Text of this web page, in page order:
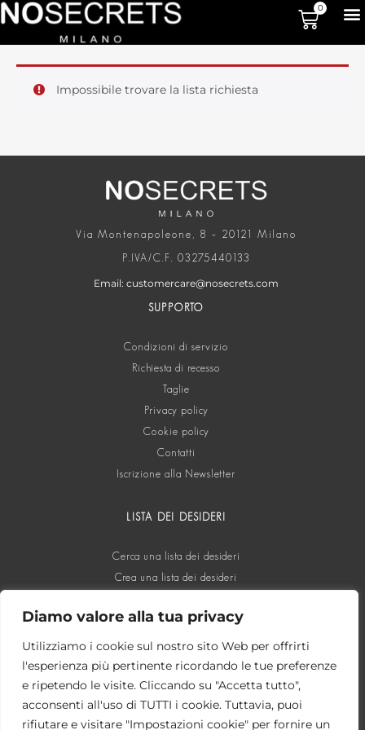
Diamo valore alla tua privacy
Utilizziamo i cookie sul nostro sito Web per offrirti
l'esperienza più pertinente ricordando le tue preferenze
e ripetendo le visite. Cliccando su "Accetta tutto",
acconsenti all'uso di TUTTI i cookie. Tuttavia, puoi
rifiutare e visitare "Impostazioni cookie" per fornire un
0
Impossibile trovare la lista richiesta
Via Montenapoleone, 8 – 20121 Milano
P.IVA/C.F. 03275440133
Email: customercare@nosecrets.com
SUPPORTO
Condizioni di servizio
Richiesta di recesso
Taglie
Privacy policy
Cookie policy
Contatti
Iscrizione alla Newsletter
LISTA DEI DESIDERI
Cerca una lista dei desideri
Crea una lista dei desideri
SOCIAL